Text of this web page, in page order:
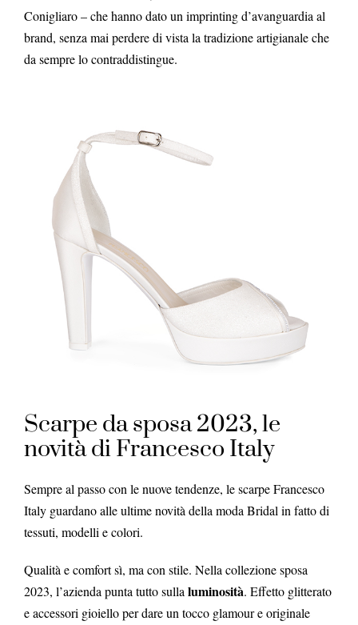
Conigliaro – che hanno dato un imprinting d’avanguardia al
brand, senza mai perdere di vista la tradizione artigianale che
da sempre lo contraddistingue.
Scarpe da sposa 2023, le
novità di Francesco Italy
Sempre al passo con le nuove tendenze, le scarpe Francesco
Italy guardano alle ultime novità della moda Bridal in fatto di
tessuti, modelli e colori.
Qualità e comfort sì, ma con stile. Nella collezione sposa
2023, l’azienda punta tutto sullaluminosità. Effetto glitterato
e accessori gioiello per dare un tocco glamour e originale